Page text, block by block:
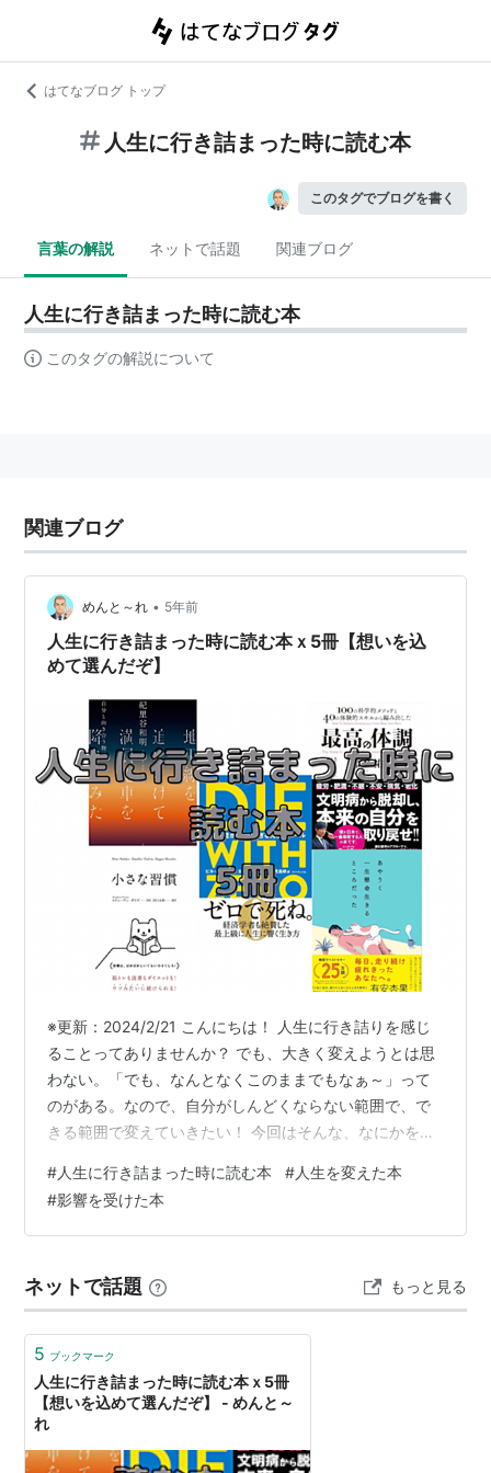
はてなブログ トップ
人生に行き詰まった時に読む本
このタグでブログを書く
言葉の解説 ネットで話題 関連ブログ
人生に行き詰まった時に読む本
このタグの解説について
関連ブログ
めんと～れ • 5年前
人生に行き詰まった時に読む本ｘ5冊【想いを込
めて選んだぞ】
※更新：2024/2/21 こんにちは！ 人生に行き詰りを感じ
ることってありませんか？ でも、大きく変えようとは思
わない。「でも、なんとなくこのままでもなぁ～」って
のがある。なので、自分がしんどくならない範囲で、で
きる範囲で変えていきたい！ 今回はそんな、なにかを変
人に向けて「人生に行き詰まった時に読む本5冊」を紹介
しています。 記事の内容1.人生は思い出づくり：『DIE
WITH ZERO』2.ゆったり生きよう：『あやうく一生懸命
4.自分と向き合う：『地平線を追いかけて満員電車を降
りてみた』…
#人生に行き詰まった時に読む本 #人生を変えた本
#影響を受けた本
ネットで話題 もっと見る
5 ブックマーク
人生に行き詰まった時に読む本ｘ5冊
【想いを込めて選んだぞ】 - めんと～
れ